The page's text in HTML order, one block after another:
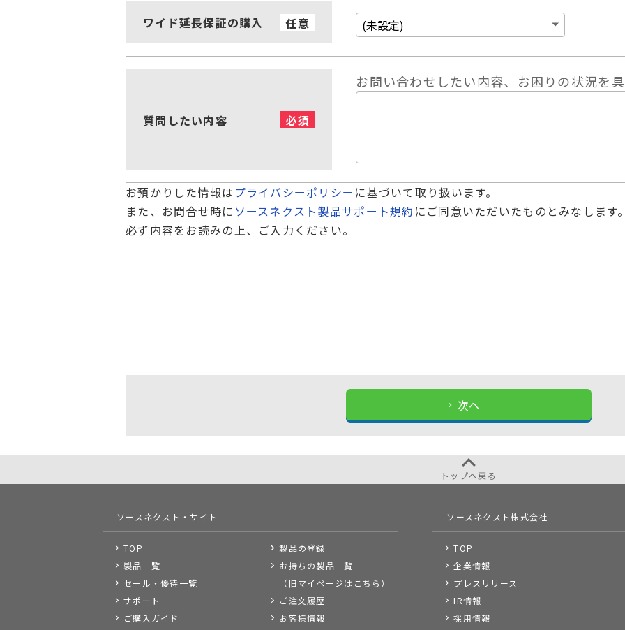
ワイド延長保証の購入 任意
質問したい内容 必須
お問い合わせしたい内容、お困りの状況を
お預かりした情報は プライバシーポリシー に基づいて取り扱います。
また、お問合せ時に ソースネクスト製品サポート規約 にご同意いただいたものとみなします
必ず内容をお読みの上、ご入力ください。
次へ
トップへ戻る
ソースネクスト・サイト
TOP
製品一覧
セール・優待一覧
サポート
ご購入ガイド
製品の登録
お持ちの製品一覧
（旧マイページはこちら）
ご注文履歴
お客様情報
ソースネクスト株式会社
TOP
企業情報
プレスリリース
IR情報
採用情報